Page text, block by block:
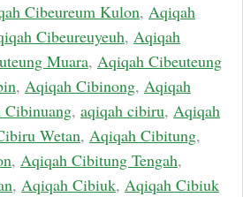
Cibeureum Kulon, Aqiqah
Cibeureuyeuh, Aqiqah
Muara, Aqiqah Cibeuteung
, Aqiqah Cibinong, Aqiqah
, aqiqah cibiru, Aqiqah
Wetan, Aqiqah Cibitung,
, Aqiqah Cibitung Tengah,
, Aqiqah Cibiuk, Aqiqah Cibiuk